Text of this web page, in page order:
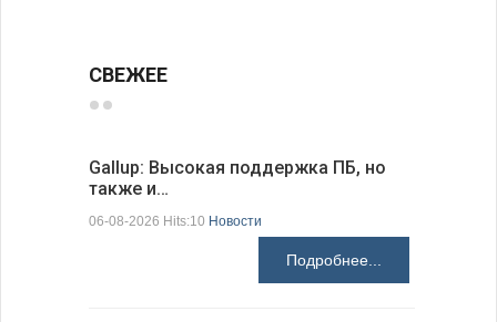
СВЕЖЕЕ
Gallup: Высокая поддержка ПБ, но
также и…
06-08-2026 Hits:10 Новости
Подробнее...